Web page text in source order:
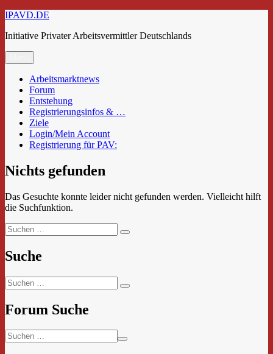
Zum
springen
IPAVD.DE
Initiative Privater Arbeitsvermittler Deutschlands
Arbeitsmarktnews
Forum
Entstehung
Registrierungsinfos & …
Ziele
Login/Mein Account
Registrierung für PAV:
Nichts gefunden
Das Gesuchte konnte leider nicht gefunden werden. Vielleicht hilft
die Suchfunktion.
Suchen
nach:
Suchen
Suche
Suchen
nach:
Suchen
Forum Suche